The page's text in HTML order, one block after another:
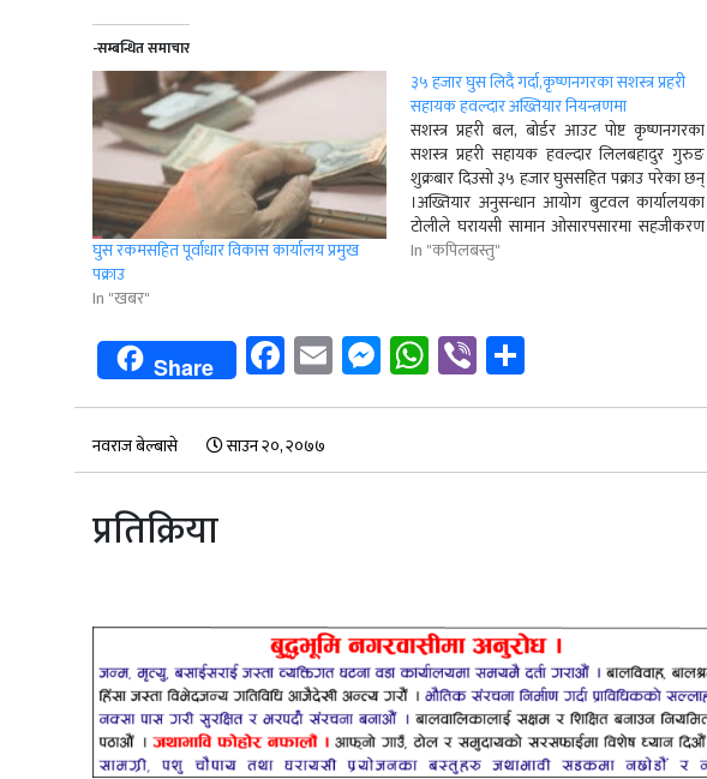
-सम्बन्धित समाचार
घुस रकमसहित पूर्वाधार विकास कार्यालय प्रमुख
पक्राउ
In "खबर"
३५ हजार घुस लिदै गर्दा,कृष्णनगरका सशस्त्र प्रहरी
सहायक हवल्दार अख्तियार नियन्त्रणमा
सशस्त्र प्रहरी बल, बोर्डर आउट पोष्ट कृष्णनगरका
सशस्त्र प्रहरी सहायक हवल्दार लिलबहादुर गुरुङ
शुक्रबार दिउसो ३५ हजार घुससहित पक्राउ परेका छन्
।अख्तियार अनुसन्धान आयोग बुटवल कार्यालयका
टोलीले घरायसी सामान ओसारपसारमा सहजीकरण
गरिदिए बापत महिला सेवाग्राहीसँग ३५ हजार रुपैयाँ
In "कपिलबस्तु"
Share Facebook
EmailMessenger
WhatsApp
Viber
नवराज बेल्बासे साउन २०, २०७७
प्रतिक्रिया